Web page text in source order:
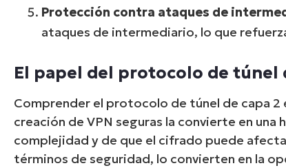
Protección contra ataques de
ataques de intermediario, lo que
El papel del protocolo de túnel
Comprender el protocolo de túnel de capa 2
creación de VPN seguras la convierte en
complejidad y de que el cifrado puede
términos de seguridad, lo convierten en la